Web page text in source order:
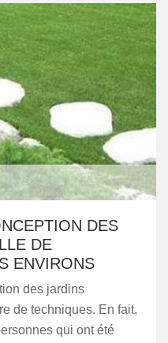
DES
DE
ENVIRONS
des jardins
de techniques. En fait,
qui ont été